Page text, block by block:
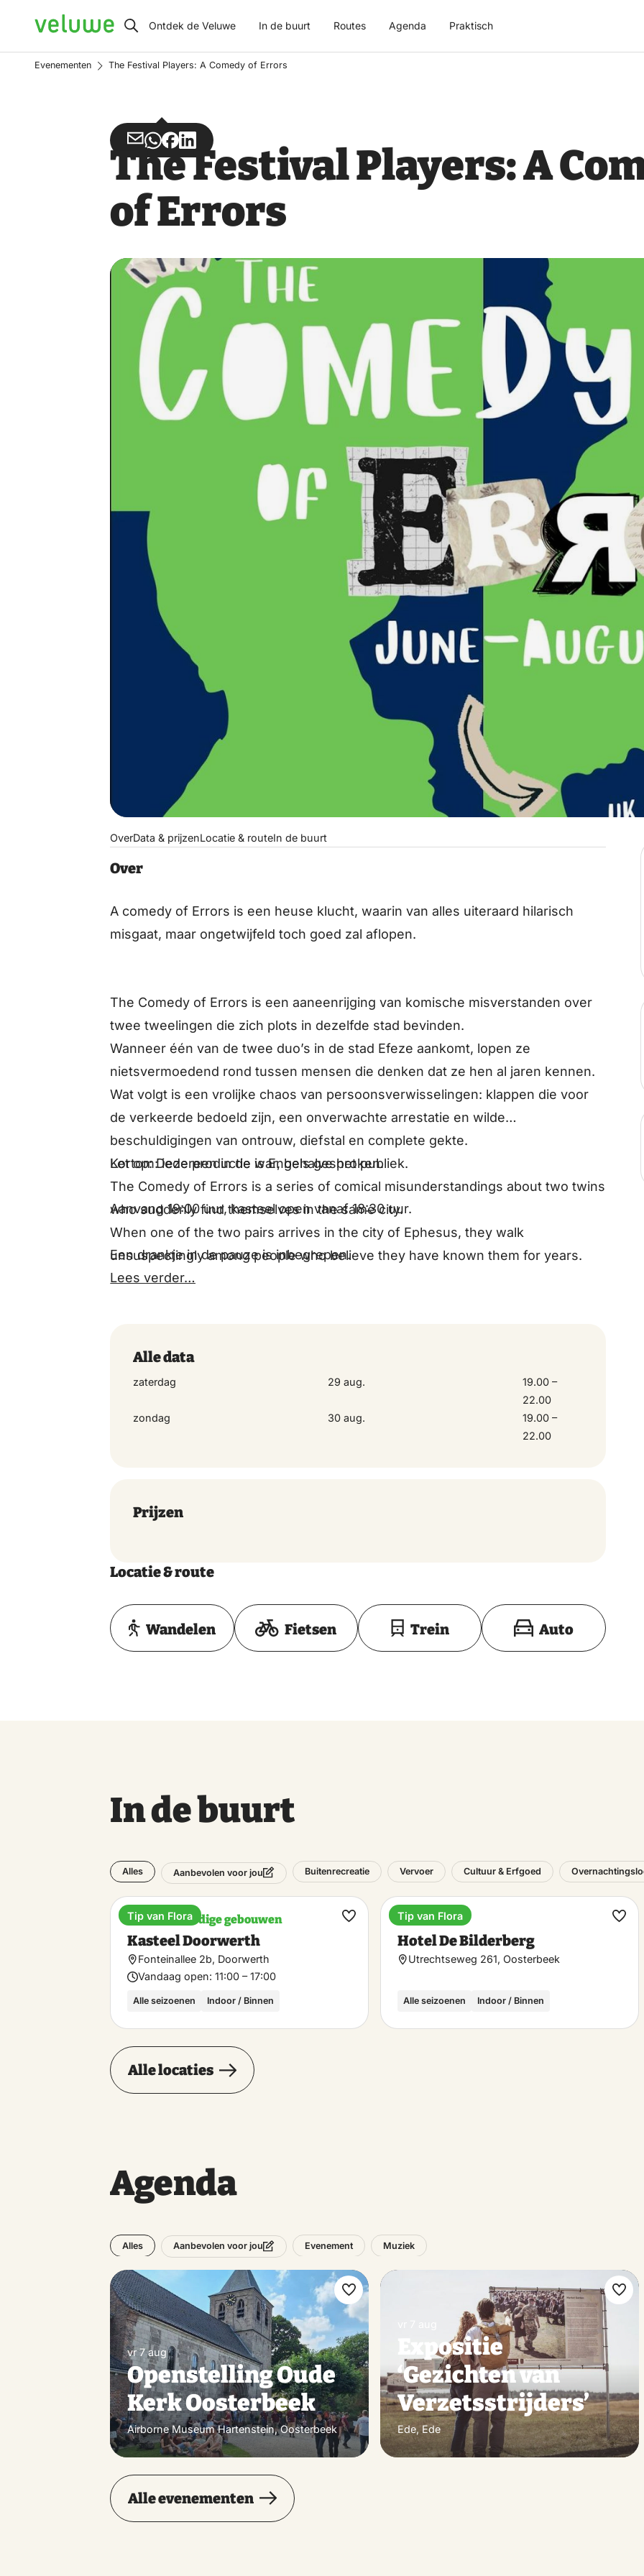
Veluwe Ontdek de Veluwe In de buurt Routes Agenda Praktisch
Evenementen The Festival Players: A Comedy of Errors
Deel
via
Deel
via
Deel
op
Deel
op
The Festival Players: A
of Errors
OverData & prijzenLocatie & routeIn de buurt
Over
A comedy of Errors is een heuse klucht, waarin van alles uiteraard hilarisch
misgaat, maar ongetwijfeld toch goed zal aflopen.
The Comedy of Errors is een aaneenrijging van komische misverstanden over
twee tweelingen die zich plots in dezelfde stad bevinden.
Wanneer één van de twee duo’s in de stad Efeze aankomt, lopen ze
nietsvermoedend rond tussen mensen die denken dat ze hen al jaren kennen.
Wat volgt is een vrolijke chaos van persoonsverwisselingen: klappen die voor
de verkeerde bedoeld zijn, een onverwachte arrestatie en wilde
beschuldigingen van ontrouw, diefstal en complete gekte.
Kortom: iedereen in de war, behalve het publiek.
The Comedy of Errors is a series of comical misunderstandings about two twins
who suddenly find themselves in the same city.
When one of the two pairs arrives in the city of Ephesus, they walk
unsuspectingly among people who believe they have known them for years.
What follows is a cheerful chaos of mistaken identities: blows meant for the
In short: everyone is confused, except the audience.
Let op: Deze productie is Engels gesproken.
Aanvang 19:00 uur, kasteel open vanaf 18:30 uur.
Een drankje in de pauze is inbegrepen.
Lees verder…
Alle data
zaterdag 29 aug.
19.00 –
22.00
zondag
30 aug.
19.00 –
22.00
Prijzen
Locatie & route
Toon op kaart
Wandelen Fietsen Trein Auto
In de buurt
Alles Aanbevolen voor jou Buitenrecreatie Vervoer Cultuur & Erfgoed
Bezienswaardige gebouwen
Kasteel Doorwerth
Fonteinallee 2b, Doorwerth
Vandaag open: 11:00 – 17:00
Alle seizoenen Indoor / Binnen
Tip van Flora
Maak
Hotel
Hotel De Bilderberg
Utrechtseweg 261, Oosterbeek
Alle seizoenen Indoor / Binnen
Tip van Flora
Maak
Alle locaties
Agenda
Alles Aanbevolen voor jou Evenement Muziek
vr 7 aug
Openstelling Oude
Kerk Oosterbeek
Airborne Museum Hartenstein, Oosterbeek
Maak
favoriet
Expositie
‘Gezichten van
Verzetsstrijders’
Ede, Ede
Maak
Alle evenementen